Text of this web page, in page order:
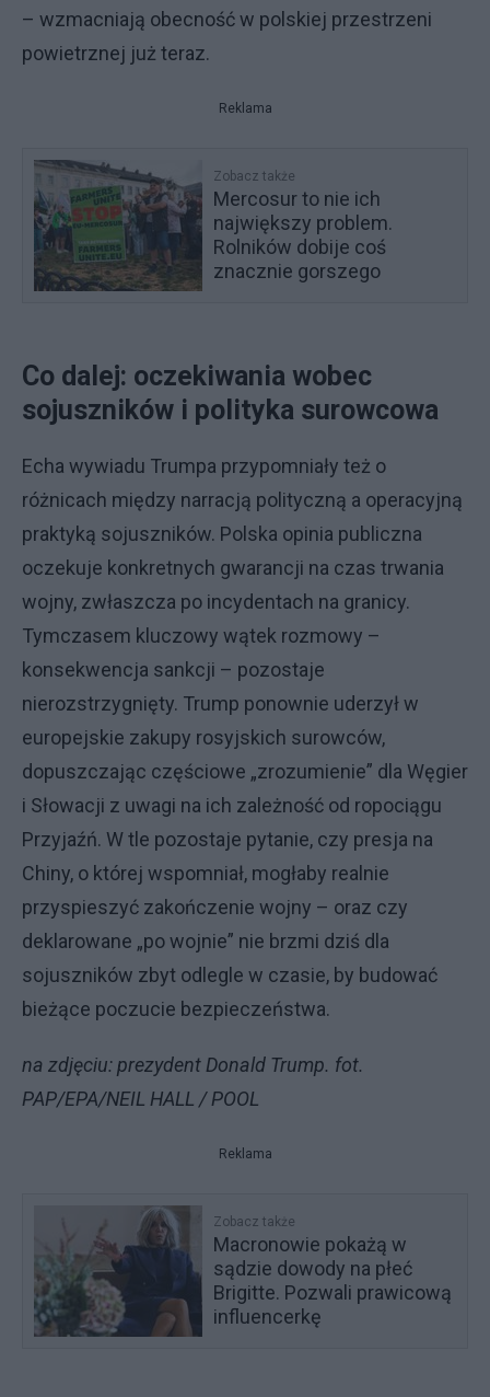
– wzmacniają obecność w polskiej przestrzeni
powietrznej już teraz.
Reklama
Zobacz także
Mercosur to nie ich
największy problem.
Rolników dobije coś
znacznie gorszego
Co dalej: oczekiwania wobec
sojuszników i polityka surowcowa
Echa wywiadu Trumpa przypomniały też o
różnicach między narracją polityczną a operacyjną
praktyką sojuszników. Polska opinia publiczna
oczekuje konkretnych gwarancji na czas trwania
wojny, zwłaszcza po incydentach na granicy.
Tymczasem kluczowy wątek rozmowy –
konsekwencja sankcji – pozostaje
nierozstrzygnięty. Trump ponownie uderzył w
europejskie zakupy rosyjskich surowców,
dopuszczając częściowe „zrozumienie” dla Węgier
i Słowacji z uwagi na ich zależność od ropociągu
Przyjaźń. W tle pozostaje pytanie, czy presja na
Chiny, o której wspomniał, mogłaby realnie
przyspieszyć zakończenie wojny – oraz czy
deklarowane „po wojnie” nie brzmi dziś dla
sojuszników zbyt odlegle w czasie, by budować
bieżące poczucie bezpieczeństwa.
na zdjęciu: prezydent Donald Trump. fot.
PAP/EPA/NEIL HALL / POOL
Reklama
Zobacz także
Macronowie pokażą w
sądzie dowody na płeć
Brigitte. Pozwali prawicową
influencerkę